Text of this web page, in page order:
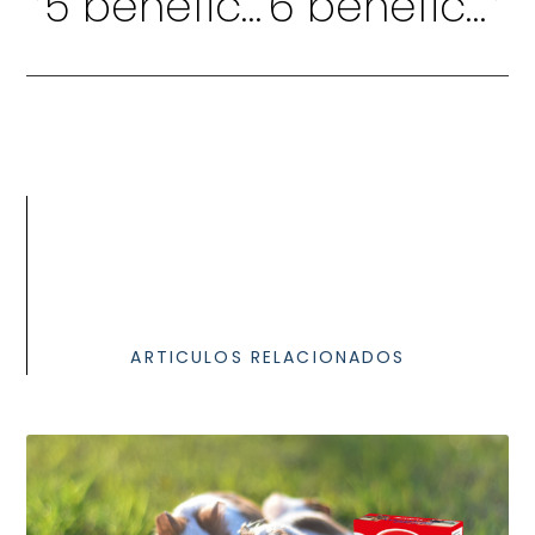
ARTICULOS RELACIONADOS